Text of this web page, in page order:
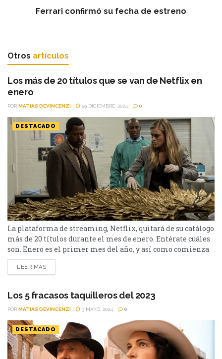
Ferrari confirmó su fecha de estreno
Otros artículos
Los más de 20 títulos que se van de Netflix en
enero
POR MATIAS DEVINCENZI 29 DICIEMBRE, 2024 0
DESTACADO
La plataforma de streaming, Netflix, quitará de su catálogo
más de 20 títulos durante el mes de enero. Entérate cuáles
son. Enero es el primer mes del año, y así como comienza
el 2025, Netflix decidió quitar varios títulos de su catálogo.
Se destacan: Mamma Mia!, las cintas de Indiana Jones,
LEER MÁS
Los 5 fracasos taquilleros del 2023
POR MATIAS DEVINCENZI 3 MAYO, 2024 0
DESTACADO